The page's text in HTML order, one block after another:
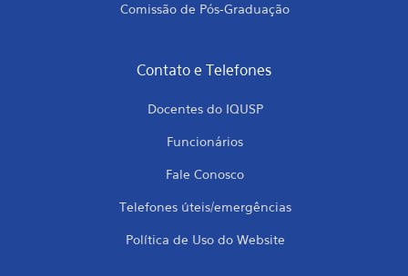
Comissão de Pós-Graduação
Contato e Telefones
Docentes do IQUSP
Funcionários
Fale Conosco
Telefones úteis/emergências
Política de Uso do Website